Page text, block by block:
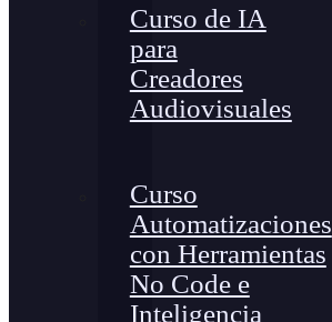
Curso de IA
para
Creadores
Audiovisuales
Curso
Automatizaciones
con Herramientas
No Code e
Inteligencia